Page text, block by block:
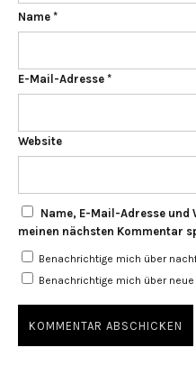
Name *
E-Mail-Adresse *
Website
Name, E-Mail-Adresse und
meinen nächsten Kommentar
Benachrichtige mich über
Benachrichtige mich über neue